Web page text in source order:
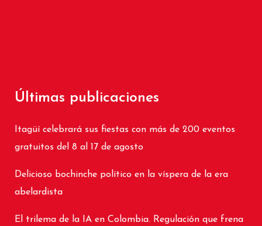
Últimas publicaciones
Itagüí celebrará sus fiestas con más de 200 eventos
gratuitos del 8 al 17 de agosto
Delicioso bochinche político en la víspera de la era
abelardista
El trilema de la IA en Colombia. Regulación que frena